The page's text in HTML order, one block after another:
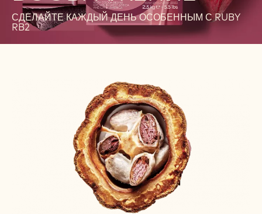
СДЕЛАЙТЕ КАЖДЫЙ ДЕНЬ ОСОБЕННЫМ С RUBY
RB2